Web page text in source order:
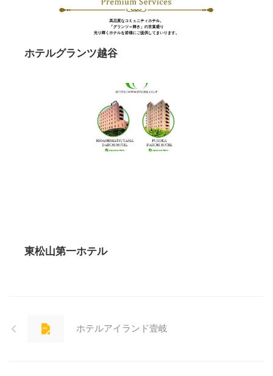
ホテルグランツ越谷
東松山第一ホテル
ホテルアイランド壹岐